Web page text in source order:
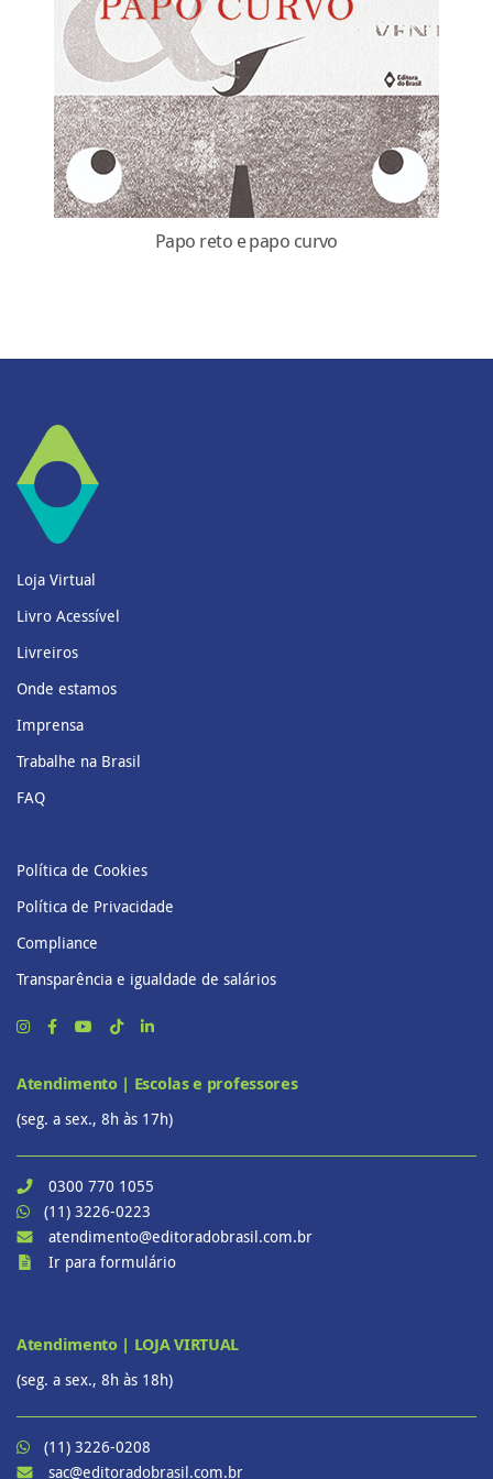
Papo reto e papo curvo
Loja Virtual
Livro Acessível
Livreiros
Onde estamos
Imprensa
Trabalhe na Brasil
FAQ
Política de Cookies
Política de Privacidade
Compliance
Transparência e igualdade de salários
Atendimento | Escolas e professores
(seg. a sex., 8h às 17h)
0300 770 1055
(11) 3226-0223
atendimento@editoradobrasil.com.br
Ir para formulário
Atendimento | LOJA VIRTUAL
(seg. a sex., 8h às 18h)
(11) 3226-0208
sac@editoradobrasil.com.br